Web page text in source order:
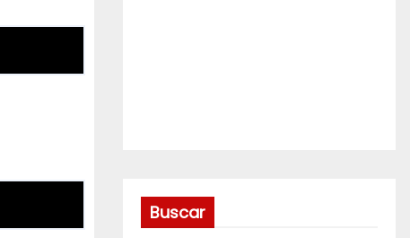
Buscar